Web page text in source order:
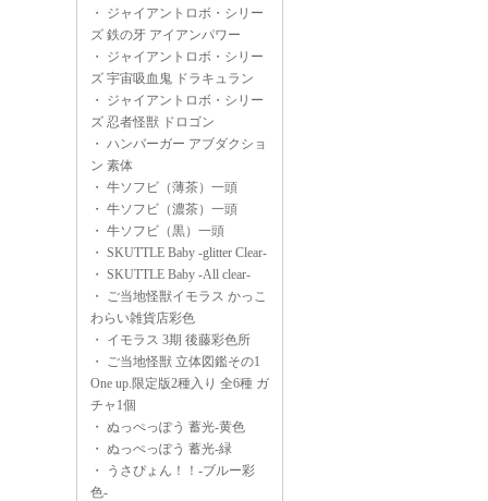
・ ジャイアントロボ・シリー
ズ 鉄の牙 アイアンパワー
・ ジャイアントロボ・シリー
ズ 宇宙吸血鬼 ドラキュラン
・ ジャイアントロボ・シリー
ズ 忍者怪獣 ドロゴン
・ ハンバーガー アブダクショ
ン 素体
・ 牛ソフビ（薄茶）一頭
・ 牛ソフビ（濃茶）一頭
・ 牛ソフビ（黒）一頭
・ SKUTTLE Baby -glitter Clear-
・ SKUTTLE Baby -All clear-
・ ご当地怪獣イモラス かっこ
わらい雑貨店彩色
・ イモラス 3期 後藤彩色所
・ ご当地怪獣 立体図鑑その1
One up.限定版2種入り 全6種 ガ
チャ1個
・ ぬっぺっぽう 蓄光-黄色
・ ぬっぺっぽう 蓄光-緑
・
うさぴょん！！-ブルー彩
色-